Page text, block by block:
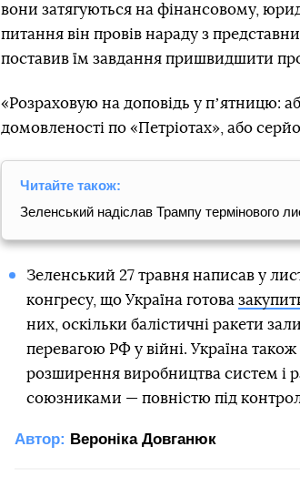
вони затягуються на фінансовому,
питання він провів нараду з
поставив їм завдання пришвидшити
«Розраховую на доповідь у пʼятницю:
домовленості по «Петріотах», або
Читайте також:
Зеленський надіслав Трампу термінового
Зеленський 27 травня написав у
конгресу, що Україна готова
них, оскільки балістичні ракети
перевагою РФ у війні. Україна
розширення виробництва систем і
союзниками — повністю під
Автор: Вероніка Довганюк